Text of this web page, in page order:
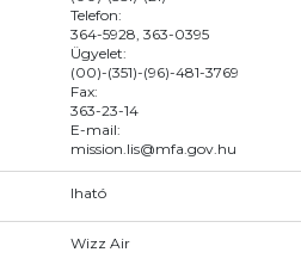
Telefon:
364-5928, 363-0395
Ügyelet:
(00)-(351)-(96)-481-3769
Fax:
363-23-14
E-mail:
mission.lis@mfa.gov.hu
Iható
Wizz Air